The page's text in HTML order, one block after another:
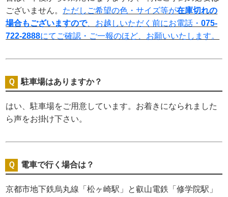
ございません。 ただしご希望の色・サイズ等が在庫切れの
場合もございますので、お越しいただく前にお電話・075-
722-2888にてご確認・ご一報のほど、お願いいたします。
駐車場はありますか？
はい、駐車場をご用意しています。お着きになられました
ら声をお掛け下さい。
電車で行く場合は？
京都市地下鉄烏丸線「松ヶ崎駅」と叡山電鉄「修学院駅」